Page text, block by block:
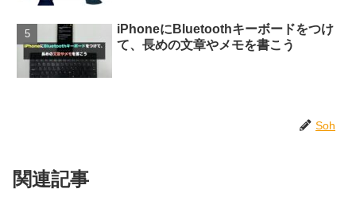
iPhoneにBluetoothキーボードをつけ
て、長めの文章やメモを書こう
Soh
関連記事